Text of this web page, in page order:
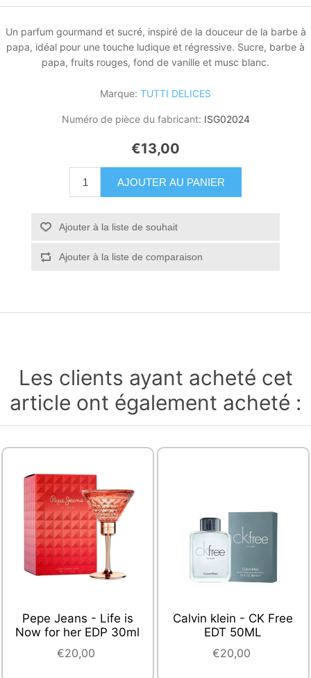
Un parfum gourmand et sucré, inspiré de la douceur de la barbe à
papa, idéal pour une touche ludique et régressive. Sucre, barbe à
papa, fruits rouges, fond de vanille et musc blanc.
Marque: TUTTI DELICES
Numéro de pièce du fabricant: ISG02024
€13,00
AJOUTER AU PANIER
Ajouter à la liste de souhait
Ajouter à la liste de comparaison
Les clients ayant acheté cet
article ont également acheté :
Pepe Jeans - Life is
Now for her EDP 30ml
€20,00
Calvin klein - CK Free
EDT 50ML
€20,00